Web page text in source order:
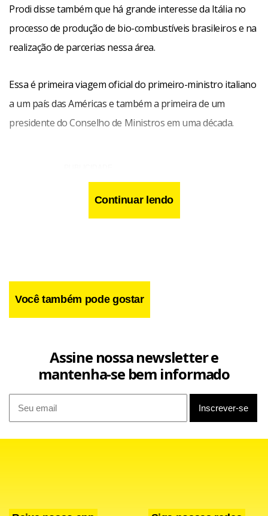
Prodi disse também que há grande interesse da Itália no
processo de produção de bio-combustíveis brasileiros e na
realização de parcerias nessa área.
Essa é primeira viagem oficial do primeiro-ministro italiano
a um país das Américas e também a primeira de um
presidente do Conselho de Ministros em uma década.
presidente Luiz Inácio Lula da Silva. Entre os temas que
devem ser tratados está o destravamento da rodada
Continuar lendo
Você também pode gostar
Assine nossa newsletter e
mantenha-se bem informado